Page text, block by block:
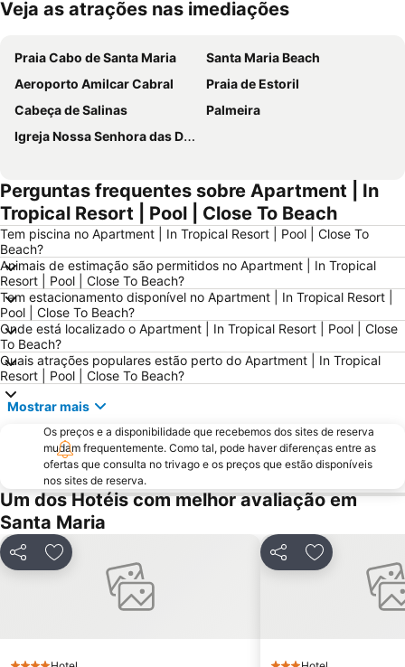
Ampliar mapa
Veja as atrações nas imediações
Praia Cabo de Santa Maria
Santa Maria Beach
Aeroporto Amilcar Cabral
Praia de Estoril
Cabeça de Salinas
Palmeira
Igreja Nossa Senhora das Dores
Perguntas frequentes sobre Apartment | In
Tropical Resort | Pool | Close To Beach
Tem piscina no Apartment | In Tropical Resort | Pool | Close To
Beach?
Animais de estimação são permitidos no Apartment | In Tropical
Resort | Pool | Close To Beach?
Tem estacionamento disponível no Apartment | In Tropical Resort |
Pool | Close To Beach?
Onde está localizado o Apartment | In Tropical Resort | Pool | Close
To Beach?
Quais atrações populares estão perto do Apartment | In Tropical
Resort | Pool | Close To Beach?
Mostrar mais
Os preços e a disponibilidade que recebemos dos sites de reserva
mudam frequentemente. Como tal, pode haver diferenças entre as
ofertas que consulta no trivago e os preços que estão disponíveis
nos sites de reserva.
Um dos Hotéis com melhor avaliação em
Santa Maria
PartilharAdicionar aos favoritos PartilharAdicionar